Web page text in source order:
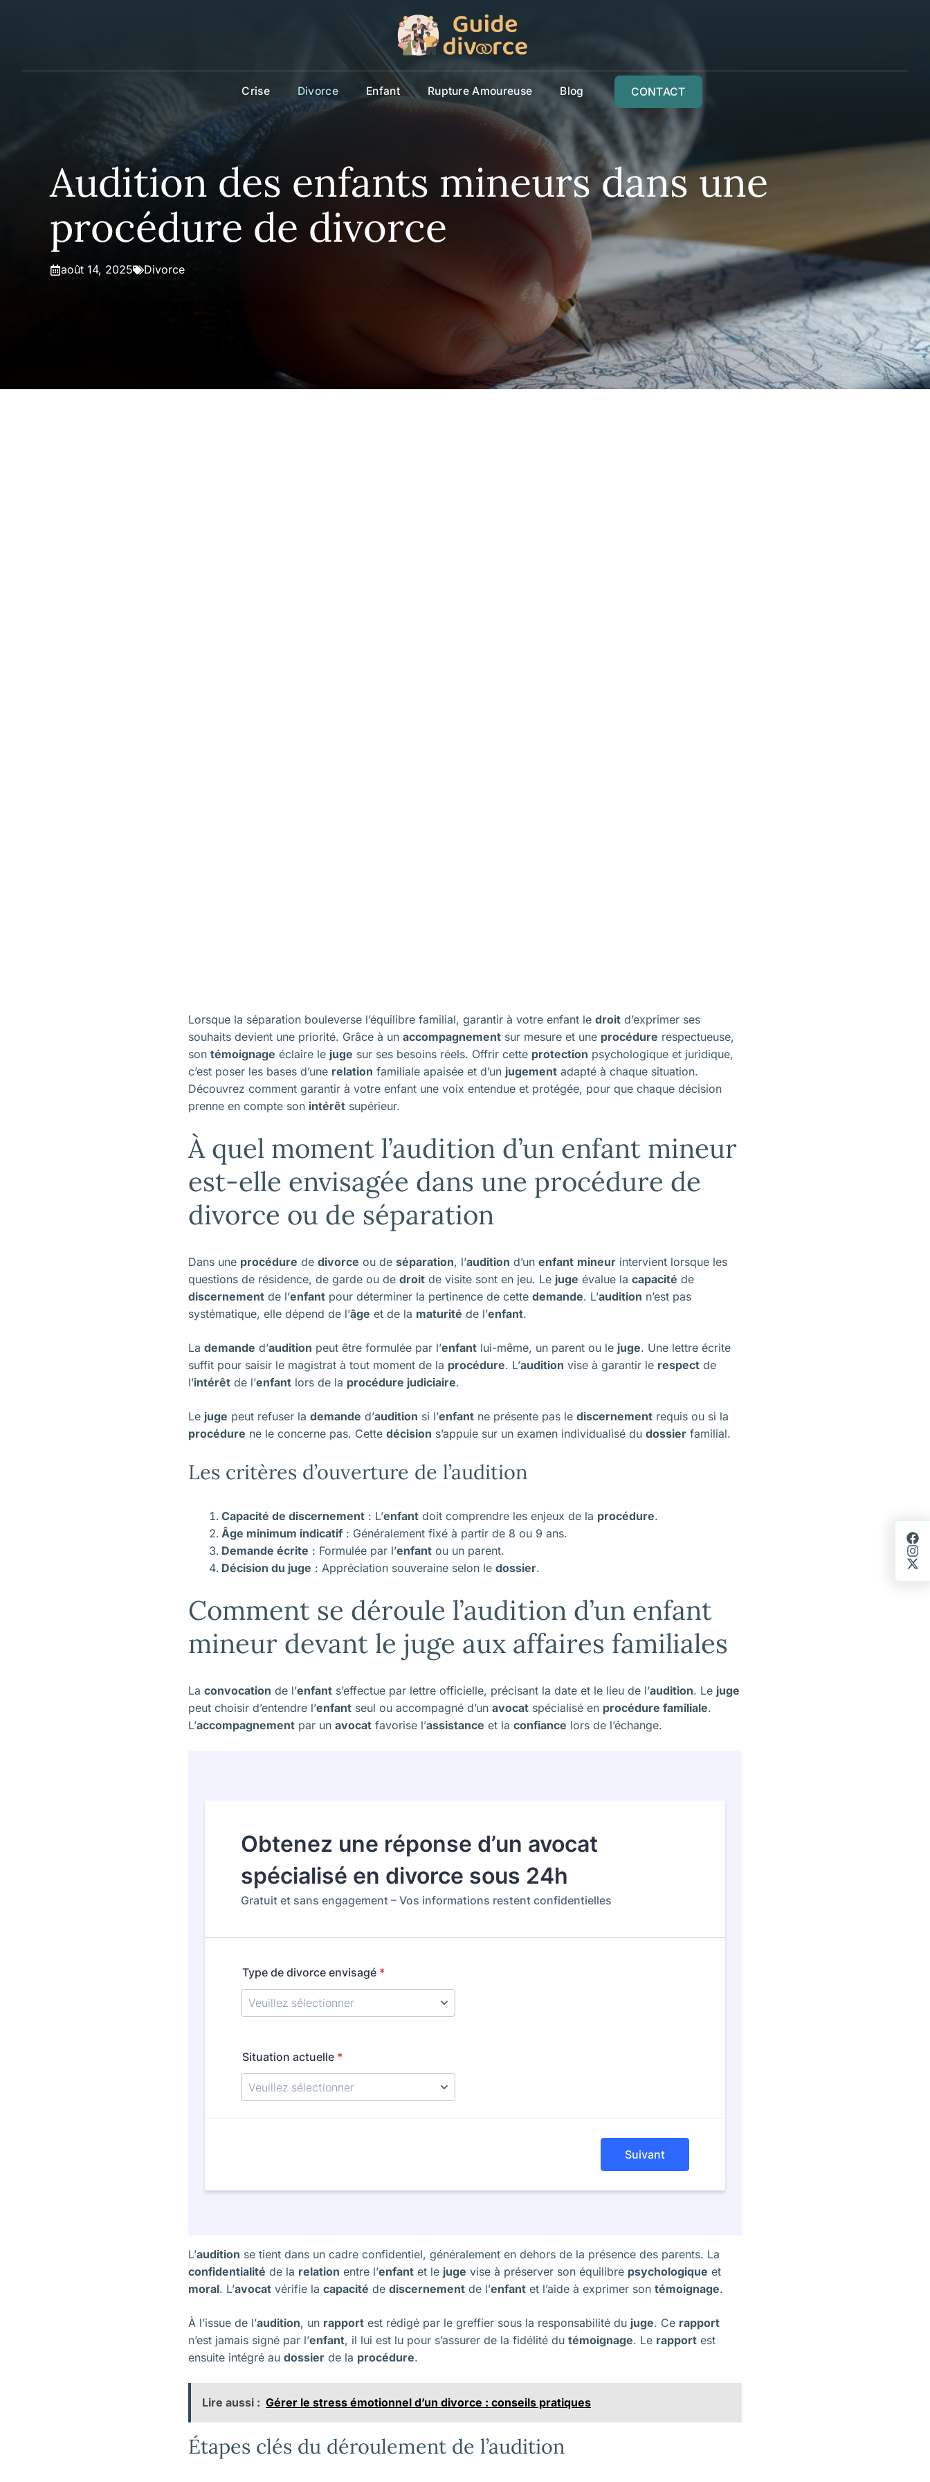
Crise Divorce Enfant Rupture Amoureuse Blog CONTACT
Audition des enfants mineurs dans une
procédure de divorce
août 14, 2025 Divorce
Lorsque la séparation bouleverse l’équilibre familial, garantir à votre enfant le droit d’exprimer ses
souhaits devient une priorité. Grâce à un accompagnement sur mesure et une procédure respectueuse,
son témoignage éclaire le juge sur ses besoins réels. Offrir cette protection psychologique et juridique,
c’est poser les bases d’une relation familiale apaisée et d’un jugement adapté à chaque situation.
Découvrez comment garantir à votre enfant une voix entendue et protégée, pour que chaque décision
prenne en compte son intérêt supérieur.
À quel moment l’audition d’un enfant mineur
est-elle envisagée dans une procédure de
divorce ou de séparation
Dans une procédure de divorce ou de séparation, l’audition d’un enfant mineur intervient lorsque les
questions de résidence, de garde ou de droit de visite sont en jeu. Le juge évalue la capacité de
discernement de l’enfant pour déterminer la pertinence de cette demande. L’audition n’est pas
systématique, elle dépend de l’âge et de la maturité de l’enfant.
La demande d’audition peut être formulée par l’enfant lui-même, un parent ou le juge. Une lettre écrite
suffit pour saisir le magistrat à tout moment de la procédure. L’audition vise à garantir le respect de
l’intérêt de l’enfant lors de la procédure judiciaire.
Le juge peut refuser la demande d’audition si l’enfant ne présente pas le discernement requis ou si la
procédure ne le concerne pas. Cette décision s’appuie sur un examen individualisé du dossier familial.
Les critères d’ouverture de l’audition
Capacité de discernement : L’enfant doit comprendre les enjeux de la procédure.
Âge minimum indicatif : Généralement fixé à partir de 8 ou 9 ans.
Demande écrite : Formulée par l’enfant ou un parent.
Décision du juge : Appréciation souveraine selon le dossier.
Comment se déroule l’audition d’un enfant
mineur devant le juge aux affaires familiales
La convocation de l’enfant s’effectue par lettre officielle, précisant la date et le lieu de l’audition. Le juge
peut choisir d’entendre l’enfant seul ou accompagné d’un avocat spécialisé en procédure familiale.
L’accompagnement par un avocat favorise l’assistance et la confiance lors de l’échange.
L’audition se tient dans un cadre confidentiel, généralement en dehors de la présence des parents. La
confidentialité de la relation entre l’enfant et le juge vise à préserver son équilibre psychologique et
moral. L’avocat vérifie la capacité de discernement de l’enfant et l’aide à exprimer son témoignage.
À l’issue de l’audition, un rapport est rédigé par le greffier sous la responsabilité du juge. Ce rapport
n’est jamais signé par l’enfant, il lui est lu pour s’assurer de la fidélité du témoignage. Le rapport est
ensuite intégré au dossier de la procédure.
Lire aussi : Gérer le stress émotionnel d’un divorce : conseils pratiques
Étapes clés du déroulement de l’audition